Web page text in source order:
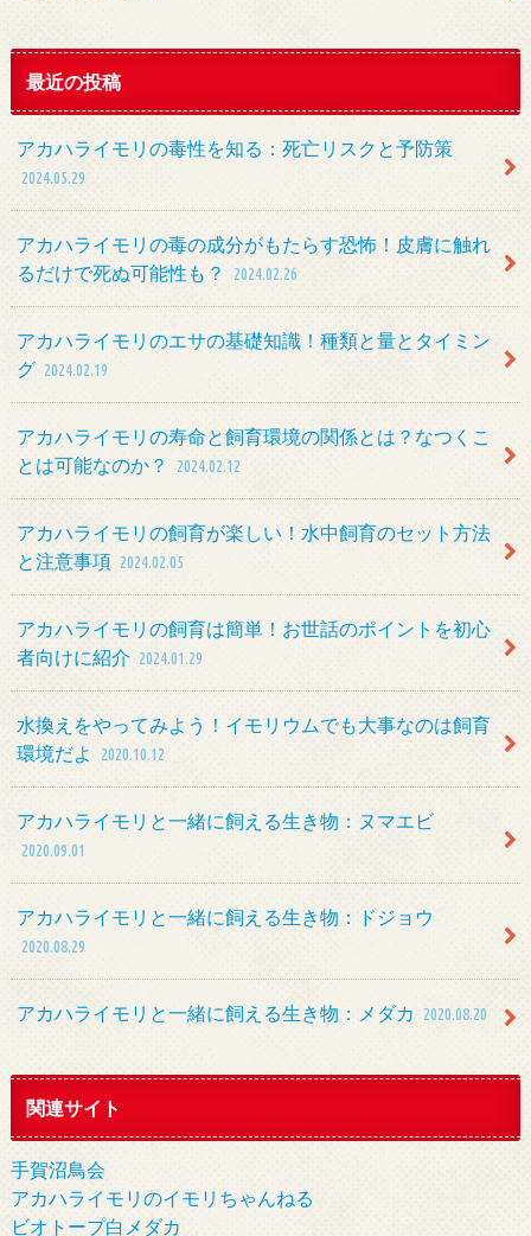
最近の投稿
アカハライモリの毒性を知る：死亡リスクと予防策
2024.05.29
アカハライモリの毒の成分がもたらす恐怖！皮膚に触れ
るだけで死ぬ可能性も？
2024.02.26
アカハライモリのエサの基礎知識！種類と量とタイミン
グ 2024.02.19
アカハライモリの寿命と飼育環境の関係とは？なつくこ
とは可能なのか？
2024.02.12
アカハライモリの飼育が楽しい！水中飼育のセット方法
と注意事項 2024.02.05
アカハライモリの飼育は簡単！お世話のポイントを初心
者向けに紹介 2024.01.29
水換えをやってみよう！イモリウムでも大事なのは飼育
環境だよ
2020.10.12
アカハライモリと一緒に飼える生き物：ヌマエビ
2020.09.01
アカハライモリと一緒に飼える生き物：ドジョウ
2020.08.29
アカハライモリと一緒に飼える生き物：メダカ 2020.08.20
関連サイト
手賀沼鳥会
アカハライモリのイモリちゃんねる
ビオトープ白メダカ